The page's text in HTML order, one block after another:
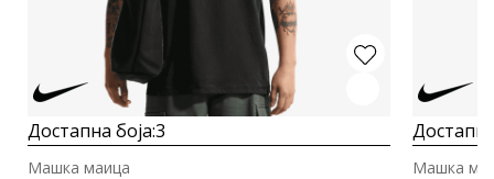
Достапна боја:3
Машка маица Машка